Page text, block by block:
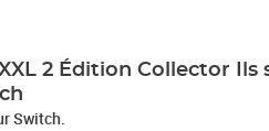
2 Édition Collector Ils
Switch.